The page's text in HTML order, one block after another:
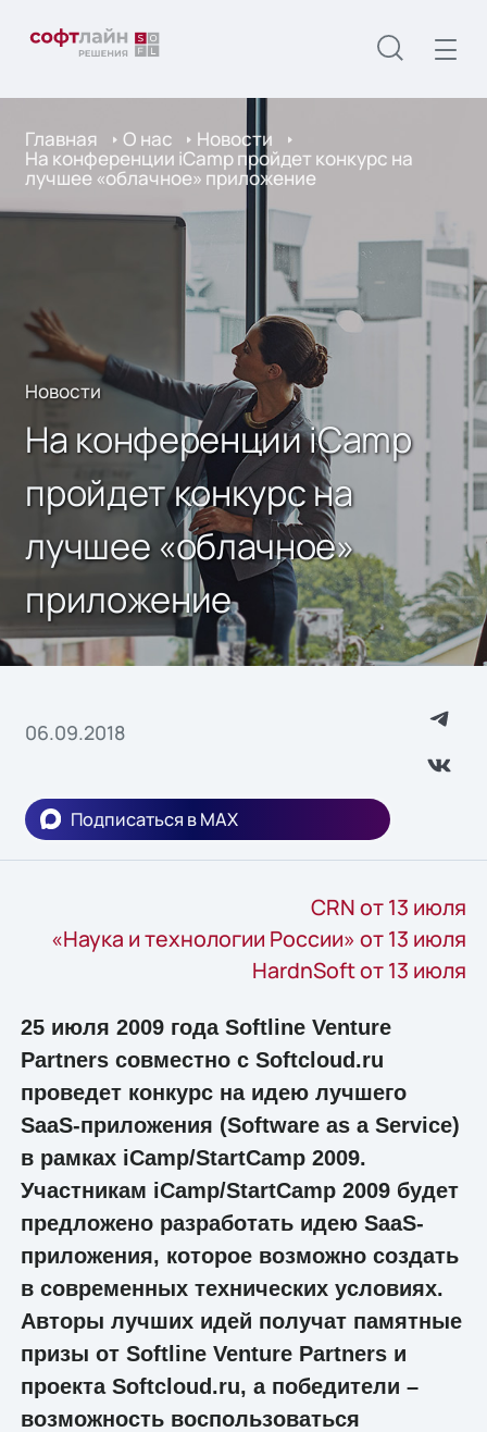
Главная О нас Новости
На конференции iCamp пройдет конкурс на
лучшее «облачное» приложение
Новости
На конференции iCamp
пройдет конкурс на
лучшее «облачное»
приложение
06.09.2018
Подписаться в MAX
CRN от 13 июля
«Наука и технологии России» от 13 июля
HardnSoft от 13 июля
25 июля 2009 года Softline Venture
Partners совместно с Softcloud.ru
проведет конкурс на идею лучшего
SaaS-приложения (Software as a Service)
в рамках iCamp/StartCamp 2009.
Участникам iCamp/StartCamp 2009 будет
предложено разработать идею SaaS-
приложения, которое возможно создать
в современных технических условиях.
Авторы лучших идей получат памятные
призы от Softline Venture Partners и
проекта Softcloud.ru, а победители –
возможность воспользоваться